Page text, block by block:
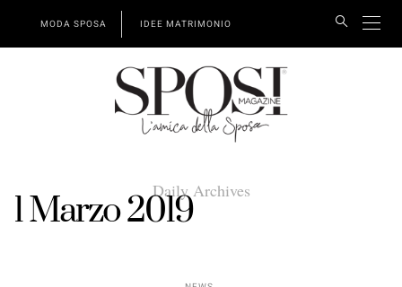
MODA SPOSA IDEE MATRIMONIO
Daily Archives
1 Marzo 2019